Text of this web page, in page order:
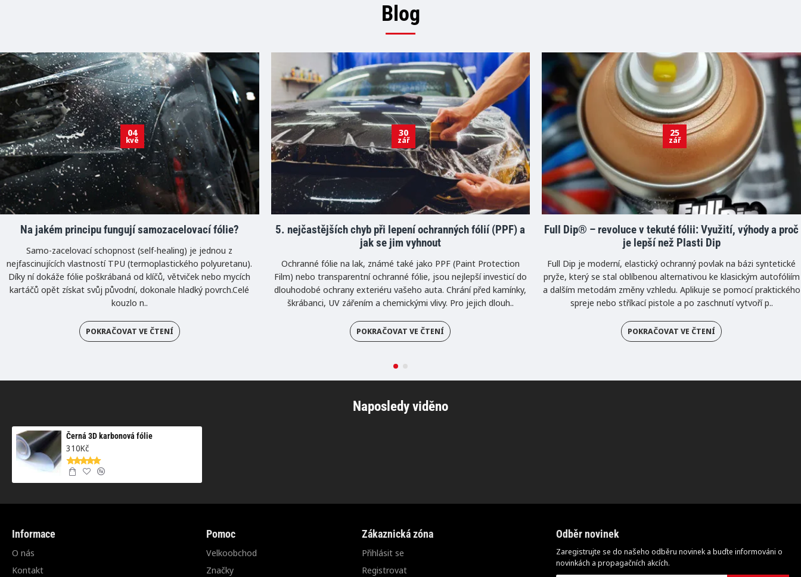
Blog
04
kvě
Na jakém principu fungují samozacelovací fólie?
Samo-zacelovací schopnost (self-healing) je jednou z
nejfascinujících vlastností TPU (termoplastického polyuretanu).
Díky ní dokáže fólie poškrábaná od klíčů, větviček nebo mycích
kartáčů opět získat svůj původní, dokonale hladký povrch.Celé
kouzlo n..
POKRAČOVAT VE ČTENÍ
30
zář
5. nejčastějších chyb při lepení ochranných fólií (PPF) a
jak se jim vyhnout
Ochranné fólie na lak, známé také jako PPF (Paint Protection
Film) nebo transparentní ochranné fólie, jsou nejlepší investicí do
dlouhodobé ochrany exteriéru vašeho auta. Chrání před kamínky,
škrábanci, UV zářením a chemickými vlivy. Pro jejich dlouh..
POKRAČOVAT VE ČTENÍ
25
zář
Full Dip® – revoluce v tekuté fólii: Využití, výhody a proč
je lepší než Plasti Dip
Full Dip je moderní, elastický ochranný povlak na bázi syntetické
pryže, který se stal oblíbenou alternativou ke klasickým autofóliím
a dalším metodám změny vzhledu. Aplikuje se pomocí praktického
spreje nebo stříkací pistole a po zaschnutí vytvoří p..
POKRAČOVAT VE ČTENÍ
Naposledy viděno
Černá 3D karbonová fólie
310Kč
Informace
O nás
Kontakt
Pomoc
Velkoobchod
Značky
Zákaznická zóna
Přihlásit se
Registrovat
Odběr novinek
Zaregistrujte se do našeho odběru novinek a buďte informováni o
novinkách a propagačních akcích.